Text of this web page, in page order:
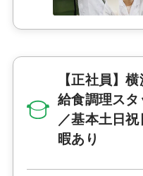
【正社員】
給食調理ス
／基本土日
暇あり